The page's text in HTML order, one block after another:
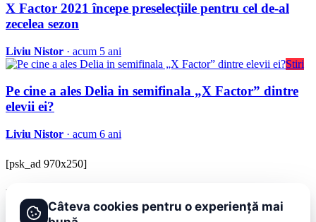
X Factor 2021 începe preselecțiile pentru cel de-al
zecelea sezon
Liviu Nistor · acum 5 ani
Stiri
Pe cine a ales Delia in semifinala „X Factor” dintre
elevii ei?
Liviu Nistor · acum 6 ani
[psk_ad 970x250]
BRAVOnet
Showbiz, vedete si tot ce misca in lumea mondena
Câteva cookies pentru o experiență mai